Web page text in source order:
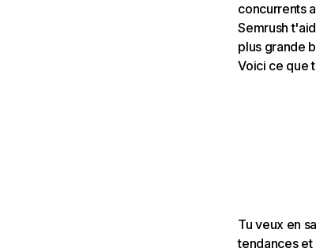
concurrents
Semrush
plus grande
Voici ce que
Tu veux en
tendances et